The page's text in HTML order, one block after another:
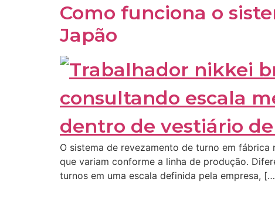
Como funciona o
Japão
O sistema de revezamento de turno em
que variam conforme a linha de produção.
turnos em uma escala definida pela empresa,